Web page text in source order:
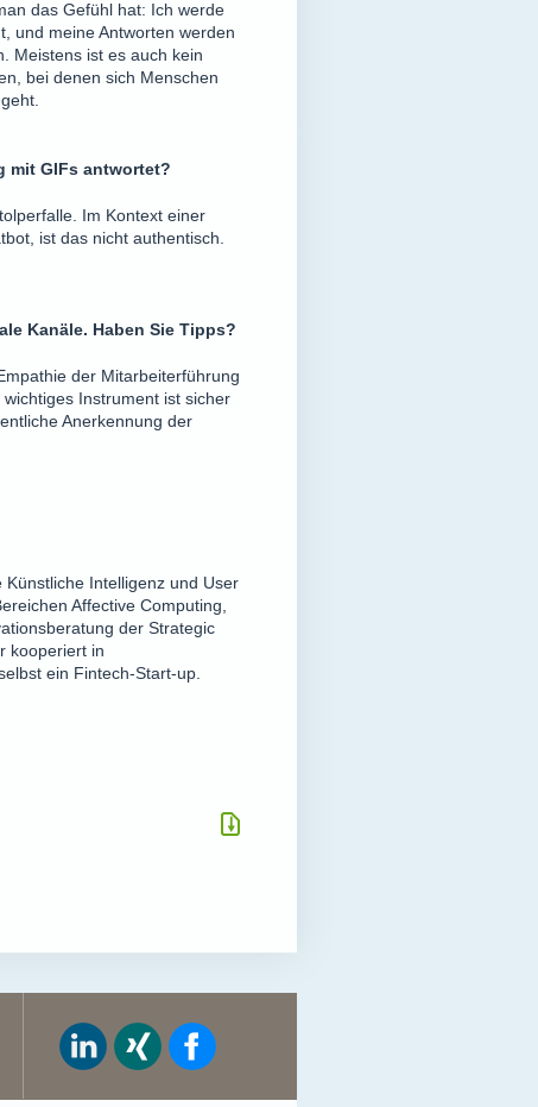
das Gefühl hat: Ich werde
und meine Antworten werden
Meistens ist es auch kein
bei denen sich Menschen
mit GIFs antwortet?
Im Kontext einer
ist das nicht authentisch.
Kanäle. Haben Sie Tipps?
der Mitarbeiterführung
Instrument ist sicher
Anerkennung der
Künstliche Intelligenz und User
Affective Computing,
der Strategic
kooperiert in
ein Fintech-Start-up.